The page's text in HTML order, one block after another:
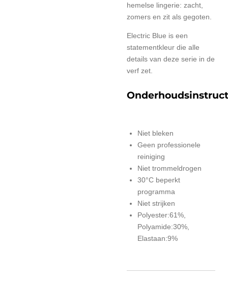
hemelse lingerie: zacht,
zomers en zit als gegoten.
Electric Blue is een
statementkleur die alle
details van deze serie in de
verf zet.
Niet bleken
Geen professionele
reiniging
Niet trommeldrogen
30°C beperkt
programma
Niet strijken
Polyester:61%,
Polyamide:30%,
Elastaan:9%